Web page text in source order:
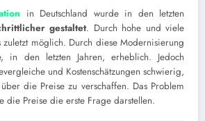
in Deutschland wurde in den letzten
gestaltet. Durch hohe und viele
zuletzt möglich. Durch diese Modernisierung
in den letzten Jahren, erheblich. Jedoch
und Kostenschätzungen schwierig,
die Preise zu verschaffen. Das Problem
die Preise die erste Frage darstellen.